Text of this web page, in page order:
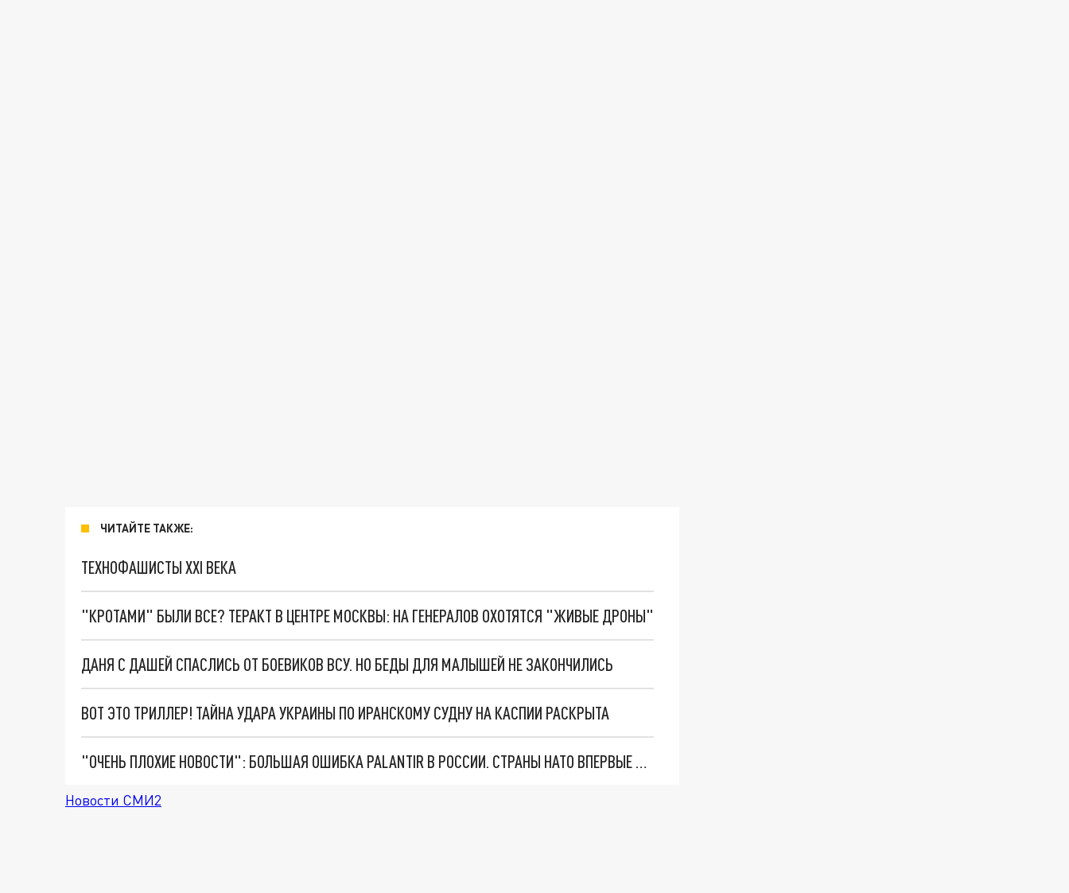
ЧИТАЙТЕ ТАКЖЕ:
ТЕХНОФАШИСТЫ XXI ВЕКА
"КРОТАМИ" БЫЛИ ВСЕ? ТЕРАКТ В ЦЕНТРЕ МОСКВЫ: НА ГЕНЕРАЛОВ ОХОТЯТСЯ "ЖИВЫЕ ДРОНЫ"
ДАНЯ С ДАШЕЙ СПАСЛИСЬ ОТ БОЕВИКОВ ВСУ. НО БЕДЫ ДЛЯ МАЛЫШЕЙ НЕ ЗАКОНЧИЛИСЬ
ВОТ ЭТО ТРИЛЛЕР! ТАЙНА УДАРА УКРАИНЫ ПО ИРАНСКОМУ СУДНУ НА КАСПИИ РАСКРЫТА
"ОЧЕНЬ ПЛОХИЕ НОВОСТИ": БОЛЬШАЯ ОШИБКА PALANTIR В РОССИИ. СТРАНЫ НАТО ВПЕРВЫЕ ЗА СВО ОСТАНОВИЛИ ПОСТАВКИ ОРУЖИЯ. ВСУ ТЕРЯЮТ ПРИГРАНИЧЬЕ?
Новости СМИ2